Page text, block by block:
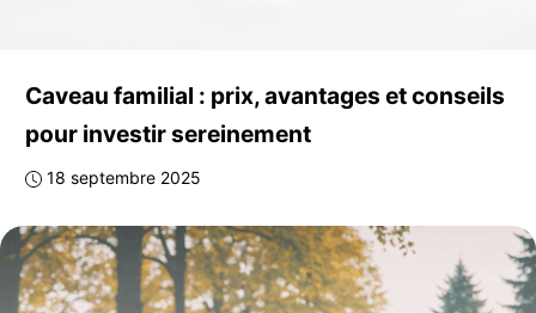
Caveau familial : prix, avantages et conseils
pour investir sereinement
18 septembre 2025